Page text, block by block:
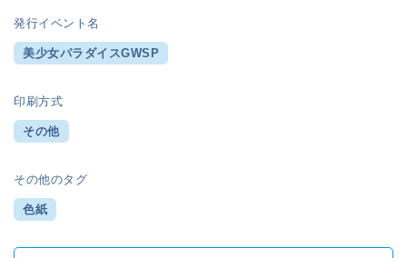
発行イベント名
美少女パラダイスGWSP
印刷方式
その他
その他のタグ
色紙